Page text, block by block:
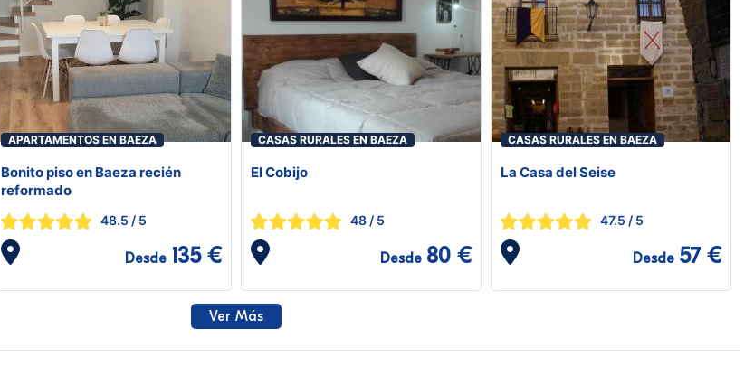
APARTAMENTOS EN BAEZA
Bonito piso en Baeza recién
reformado
48.5 / 5
Desde 135 €
CASAS RURALES EN BAEZA
El Cobijo
48 / 5
Desde 80 €
CASAS RURALES EN BAEZA
La Casa del Seise
47.5 / 5
Desde 57 €
Ver Más